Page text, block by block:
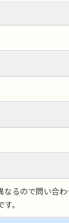
なるので問い合
。